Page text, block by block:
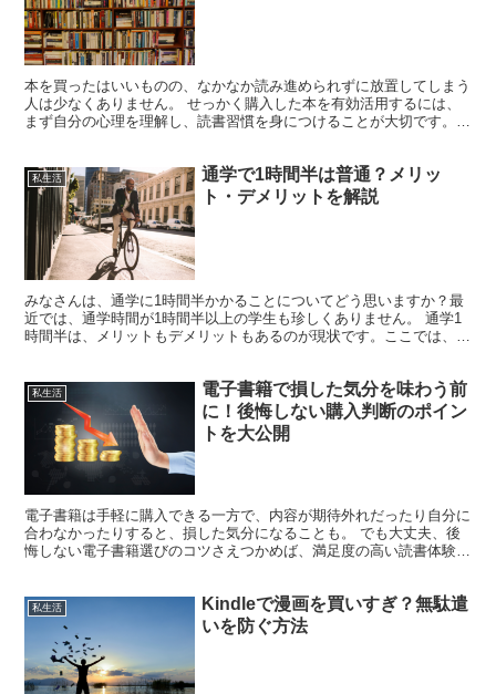
本を買ったはいいものの、なかなか読み進められずに放置してしまう
人は少なくありません。 せっかく購入した本を有効活用するには、
まず自分の心理を理解し、読書習慣を身につけることが大切です。本
私生活
通学で1時間半は普通？メリッ
ト・デメリットを解説
みなさんは、通学に1時間半かかることについてどう思いますか？最
近では、通学時間が1時間半以上の学生も珍しくありません。 通学1
時間半は、メリットもデメリットもあるのが現状です。ここでは、通
私生活
電子書籍で損した気分を味わう前
に！後悔しない購入判断のポイン
トを大公開
電子書籍は手軽に購入できる一方で、内容が期待外れだったり自分に
合わなかったりすると、損した気分になることも。 でも大丈夫、後
悔しない電子書籍選びのコツさえつかめば、満足度の高い読書体験が
私生活
Kindleで漫画を買いすぎ？無駄遣
いを防ぐ方法